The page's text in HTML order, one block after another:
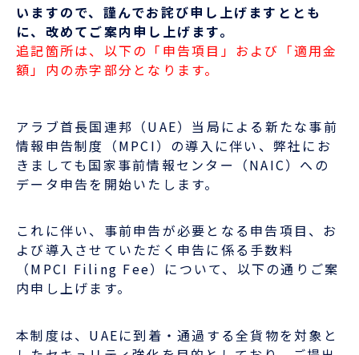
お役立ち資料
ENGLISH
採用情報
ほっとひといき
本船スケジュール
会員ログイン
お問い合わせ
お役立ち資料
いますので、謹んでお詫び申し上げますととも
に、改めてご案内申し上げます。
追記箇所は、以下の「申告項目」および「適用金
額」内の赤字部分となります。
アラブ首長国連邦（UAE）当局による新たな事前
情報申告制度（MPCI）の導入に伴い、弊社にお
きましても国家事前情報センター（NAIC）への
データ申告を開始いたします。
これに伴い、事前申告が必要となる申告項目、お
よび導入させていただく申告に係る手数料
（MPCI Filing Fee）について、以下の通りご案
内申し上げます。
本制度は、UAEに到着・通過する全貨物を対象と